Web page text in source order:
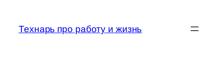
содержимому
Технарь про работу и жизнь